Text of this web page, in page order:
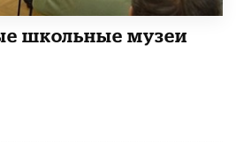
школьные музеи